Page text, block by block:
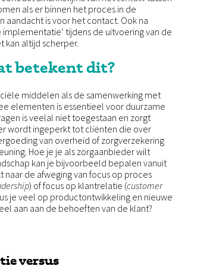
als er binnen het proces in de
is voor het contact. Ook na
tijdens de uitvoering van de
kan altijd scherper.
betekent dit?
middelen als de samenwerking met
elementen is essentieel voor duurzame
is veelal niet toegestaan en zorgt
wordt ingeperkt tot cliënten die over
van overheid of zorgverzekering
Hoe je je als zorgaanbieder wilt
kan je bijvoorbeeld bepalen vanuit
naar de afweging van focus op proces
) of focus op klantrelatie (customer
je veel op productontwikkeling en nieuwe
aan aan de behoeften van de klant?
versus